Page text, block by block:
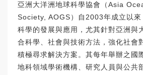
亞洲大洋洲地球科學協會（Asia
Society, AOGS）自2003年成立以來
科學的發展與應用，尤其針對亞洲與
合科學、社會與技術方法，強化社會
積極尋求解決方案。其每年舉辦之國
地科領域學術機構、研究人員與公共